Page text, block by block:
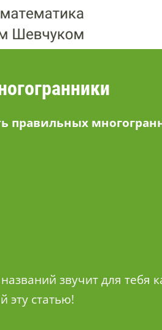
правильных
названий звучит для
эту статью!